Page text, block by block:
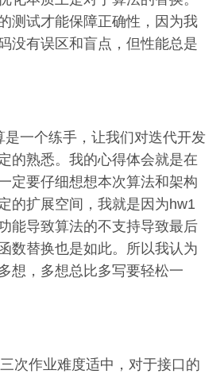
测试才能保障正确性，因为我
没有误区和盲点，但性能总是
是一个练手，让我们对迭代开发
的熟悉。我的心得体会就是在
定要仔细想想本次算法和架构
的扩展空间，我就是因为hw1
能导致算法的不支持导致最后
数替换也是如此。所以我认为
想，多想总比多写要轻松一
次作业难度适中，对于接口的